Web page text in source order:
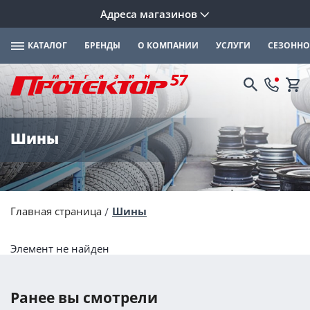
Адреса магазинов
КАТАЛОГ БРЕНДЫ О КОМПАНИИ УСЛУГИ
Шины
Главная страница Шины
Элемент не найден
Ранее вы смотрели